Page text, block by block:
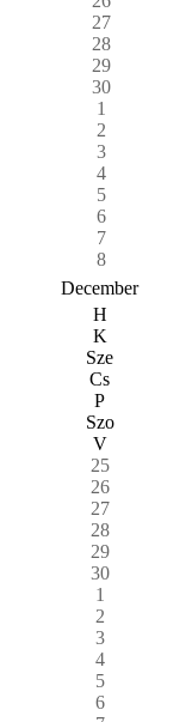
27
28
29
30
1
2
3
4
5
6
7
8
December
H
K
Sze
Cs
P
Szo
V
25
26
27
28
29
30
1
2
3
4
5
6